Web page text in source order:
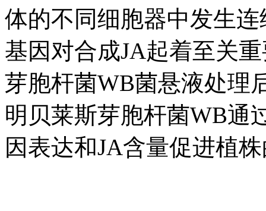
体的不同细胞器中发生
基因对合成JA起着至关
芽胞杆菌WB菌悬液处理
明贝莱斯芽胞杆菌WB通
因表达和JA含量促进植